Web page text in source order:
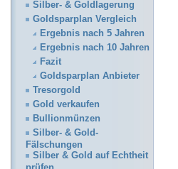
Silber- & Goldlagerung
Goldsparplan Vergleich
Ergebnis nach 5 Jahren
Ergebnis nach 10 Jahren
Fazit
Goldsparplan Anbieter
Tresorgold
Gold verkaufen
Bullionmünzen
Silber- & Gold-
Fälschungen
Silber & Gold auf Echtheit
prüfen